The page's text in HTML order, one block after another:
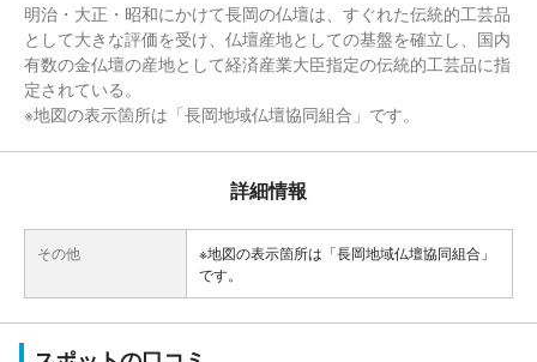
明治・大正・昭和にかけて長岡の仏壇は、すぐれた伝統的工芸品
として大きな評価を受け、仏壇産地としての基盤を確立し、国内
有数の金仏壇の産地として経済産業大臣指定の伝統的工芸品に指
定されている。
※地図の表示箇所は「長岡地域仏壇協同組合」です。
詳細情報
その他
※地図の表示箇所は「長岡地域仏壇協同組合」
です。